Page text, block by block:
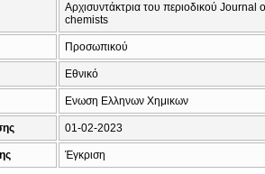
Αρχισυντάκτρια του περιοδικού
chemists
Προσωπικού
Εθνικό
Eνωση Ελληνων Χημικων
01-02-2023
Έγκριση